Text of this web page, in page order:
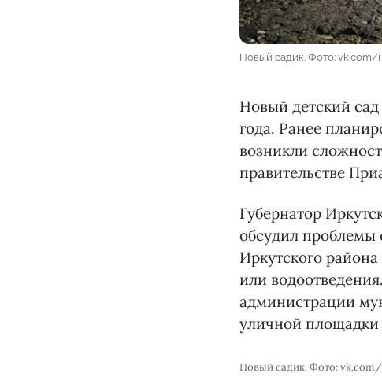
Новый садик. Фото: vk.com/
Новый детский
года. Ранее
возникли
правительстве
Губернатор
обсудил
Иркутского
или
администрации
уличной площадки
Новый садик. Фото: